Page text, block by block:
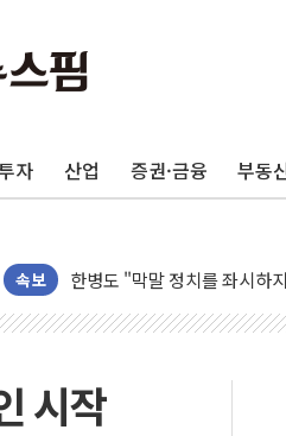
자 산업 증권·금융 부동
속보
예천 실종신고 80대 남성 논
한병도 "막말 정치를 좌시하
원내대책회의 참석하는 한병
[특징주] 포스코퓨처엠, LFP
[컨콜] 네이버, 멤버십 연계
시작